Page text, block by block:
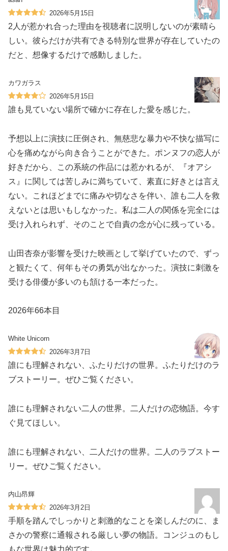
2026年5月15日
2人が惹かれ合った理由を視聴者に説明しないのが素晴ら
しい。彼らだけが共有できる特別な世界が存在していたの
だと、想像するだけで感動しました。
カワガラス
2026年5月15日
誰も見ていない場所で確かに存在した愛を感じた。
予想以上に演技に圧倒され、無慈悲な暴力や不快な描写に
心を痛めながら向き合うことができた。ポンヌフの恋人が
好きだから、この系統の作品には惹かれるが、『オアシ
ス』に関しては苦しみに満ちていて、素直に好きとは言え
ない。これほどまでに痛みや切なさを伴い、誰も二人を救
えないとは思いもしなかった。私は二人の関係を完全には
受け入れられず、そのことで自責の念が心に残っている。
山田杏奈が影響を受けた映画として挙げていたので、ずっ
と観たくて、何年もその勇気が出なかった。演技に刺激を
受ける俳優が多いのも頷ける一本だった。
2026年66本目
White Unicorn
2026年3月7日
誰にも理解されない、ふたりだけの世界。ふたりだけのラ
ブストーリー。ぜひご覧ください。
誰にも理解されない二人の世界。二人だけの恋物語。今す
ぐ見てほしい。
誰にも理解されない、二人だけの世界。二人のラブストー
リー。ぜひご覧ください。
内山昂輝
2026年3月2日
手順を踏んでしっかりと刺激的なことを楽しんだのに、ま
さかの警察に通報される厳しい夢の物語。コンジュのもし
もな世界は魅力的です。